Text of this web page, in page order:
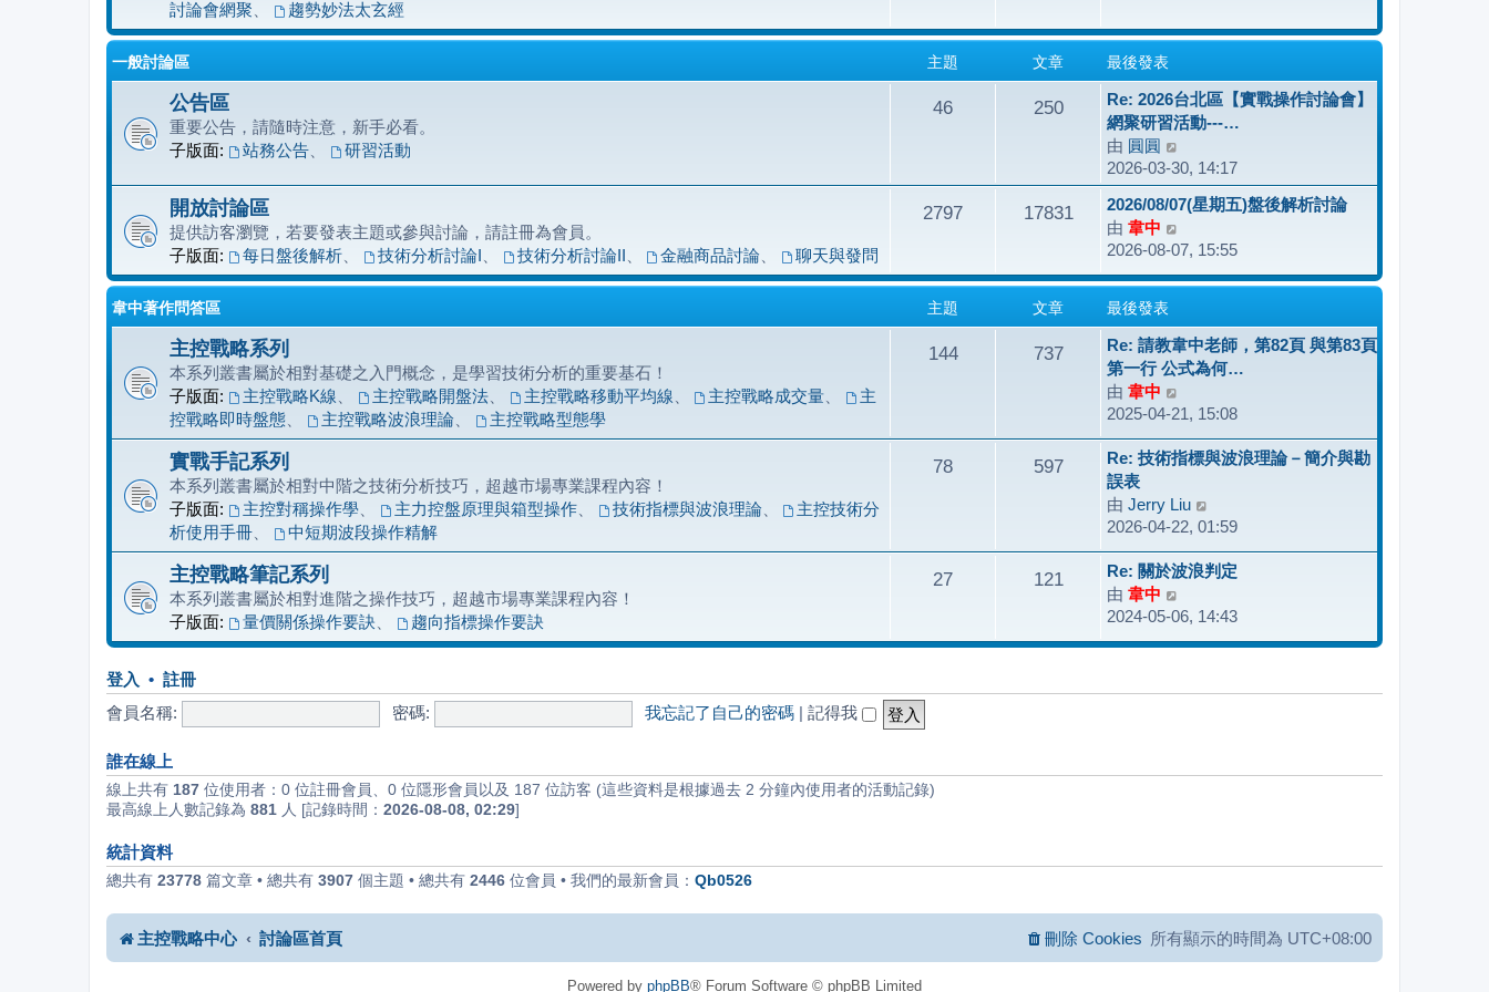
討論會網聚 趨勢妙法太玄經
後
一般討論區 主題 文章 最後發表
公告區
重要公告，請隨時注意，新手必看。
子版面:
站務公告、 研習活動
46 250
Re: 2026台北區【實戰操作討論會】
網聚研習活動---…
由 圓圓
視
最
後
表
2026-03-30, 14:17
開放討論區
提供訪客瀏覽，若要發表主題或參與討論，請註冊為會員。
子版面:
每日盤後解析、 技術分析討論I 技術分析討論II 金融商品討論 聊天與發問
2797 17831
2026/08/07(星期五)盤後解析討論
由 韋中
視
最
表
2026-08-07, 15:55
韋中著作問答區 主題 文章 最後發表
主控戰略系列
本系列叢書屬於相對基礎之入門概念，是學習技術分析的重要基石！
子版面:
主控戰略K線 主控戰略開盤法、 主控戰略移動平均線 主控戰略成交量
主
控戰略即時盤態
主控戰略波浪理論、 主控戰略型態學
144 737
Re: 請教韋中老師，第82頁 與第83頁
第一行 公式為何…
由 韋中
視
最
後
表
2025-04-21, 15:08
實戰手記系列
本系列叢書屬於相對中階之技術分析技巧，超越市場專業課程內容！
子版面:
主控對稱操作學、 主力控盤原理與箱型操作、 技術指標與波浪理論、
主控技術分
析使用手冊
中短期波段操作精解
78 597
Re: 技術指標與波浪理論－簡介與勘
誤表
由 Jerry Liu
視
最
後
表
2026-04-22, 01:59
主控戰略筆記系列
本系列叢書屬於相對進階之操作技巧，超越市場專業課程內容！
子版面:
量價關係操作要訣 趨向指標操作要訣
27 121
Re: 關於波浪判定
由 韋中
視
最
2024-05-06, 14:43
登入 • 註冊
會員名稱: 密碼: 我忘記了自己的密碼 | 記得我
誰在線上
線上共有 187 位使用者：0 位註冊會員、0 位隱形會員以及 187 位訪客 (這些資料是根據過去 2 分鐘內使用者的活動記錄)
最高線上人數記錄為 881 人 [記錄時間： 2026-08-08, 02:29]
統計資料
總共有 23778 篇文章 • 總共有 3907 個主題 • 總共有 2446 位會員 • 我們的最新會員： Qb0526
主控戰略中心 討論區首頁 所有顯示的時間為 UTC+08:00
刪除 Cookies
Powered by phpBB® Forum Software © phpBB Limited